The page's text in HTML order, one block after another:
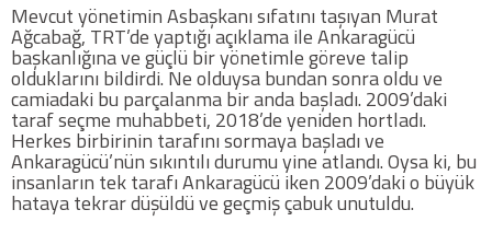
Diğer Sporlar
Sosyal Medya
Facebook
Twitter
Mevcut yönetimin Asbaşkanı sıfatını taşıyan Murat
Ağcabağ, TRT’de yaptığı açıklama ile Ankaragücü
başkanlığına ve güçlü bir yönetimle göreve talip
olduklarını bildirdi. Ne olduysa bundan sonra oldu ve
camiadaki bu parçalanma bir anda başladı. 2009’daki
taraf seçme muhabbeti, 2018’de yeniden hortladı.
Herkes birbirinin tarafını sormaya başladı ve
Ankaragücü’nün sıkıntılı durumu yine atlandı. Oysa ki, bu
insanların tek tarafı Ankaragücü iken 2009’daki o büyük
hataya tekrar düşüldü ve geçmiş çabuk unutuldu.